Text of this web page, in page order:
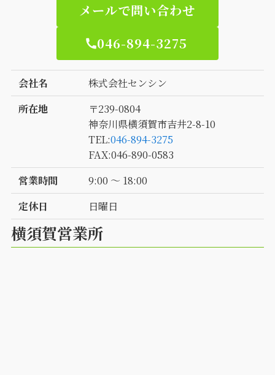
メールで問い合わせ
046-894-3275
会社名
株式会社センシン
所在地
〒239-0804
神奈川県横須賀市吉井2-8-10
TEL:046-894-3275
FAX:046-890-0583
営業時間
9:00 〜 18:00
定休日
日曜日
横須賀営業所